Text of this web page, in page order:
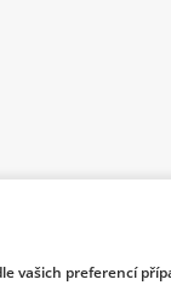
and Trade of the
vašich preferencí